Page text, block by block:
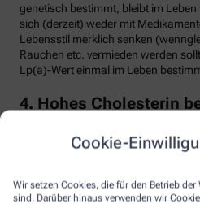
Cookie-
Wir setzen Cookies, die für den Betrieb
sind. Darüber hinaus verwenden wir
genetisch bestimmt, bleibt im
sich (derzeit) weder mit
Lebensstil merklich senken
Rauchen etc. vermieden werden
Lp(a)-Wert einmal im Leben
4. Hohes Cholesterin
Falsch. Zwar steigt das Risiko für
Hypercholesterinämie (FH) haben
erhöhte Blutfettwerte. Bei der